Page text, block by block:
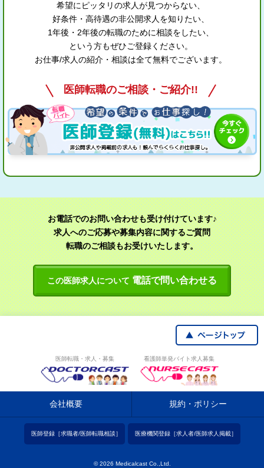
希望にピッタリの求人が見つからない、
好条件・高待遇の非公開求人を知りたい、
1年後・2年後の転職のために相談をしたい、
という方もぜひご登録ください。
お仕事/求人の紹介・相談は全て無料でございます。
医師転職のご相談・ご紹介!!
お電話でのお問い合わせも受け付けています♪
求人へのご応募や募集内容に関するご質問
転職のご相談もお受けいたします。
この医師求人について 電話で問い合わせる
医師転職・求人・募集 看護師単発バイト求人募集
会社概要 規約・ポリシー
医師登録［求職者/医師転職相談］ 医療機関登録［求人者/医師求人掲載］
© 2026 Medicalcast Co.,Ltd.